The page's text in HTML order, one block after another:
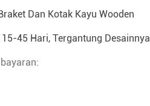
Dan Kotak Kayu Wooden
15-45 Hari, Tergantung Desainnya